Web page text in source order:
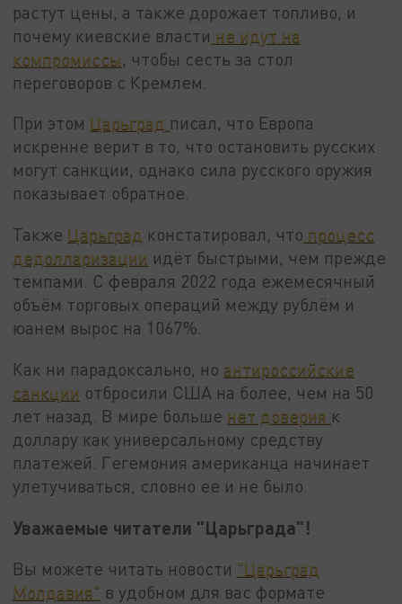
растут цены, а также дорожает топливо, и
почему киевские власти не идут на
компромиссы, чтобы сесть за стол
переговоров с Кремлем.
При этом Царьград писал, что Европа
искренне верит в то, что остановить русских
могут санкции, однако сила русского оружия
показывает обратное.
Также Царьград констатировал, что процесс
дедолларизации идёт быстрыми, чем прежде
темпами. С февраля 2022 года ежемесячный
объём торговых операций между рублём и
юанем вырос на 1067%.
Как ни парадоксально, но антироссийские
санкции отбросили США на более, чем на 50
лет назад. В мире больше нет доверия к
доллару как универсальному средству
платежей. Гегемония американца начинает
улетучиваться, словно ее и не было.
Уважаемые читатели "Царьграда"!
Вы можете читать новости "Царьград
Молдавия" в удобном для вас формате